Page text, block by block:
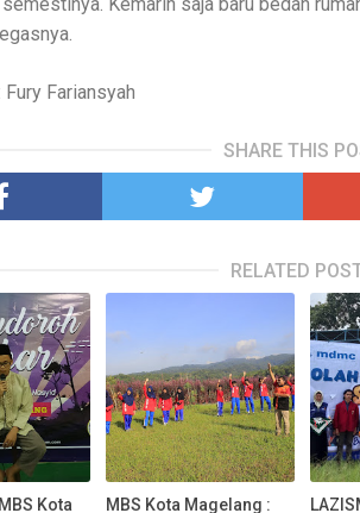
Fariansyah
SHARE THIS
RELATED
Kota
MBS Kota Magelang :